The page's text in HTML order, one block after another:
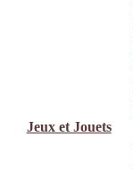
Jeux et Jouets